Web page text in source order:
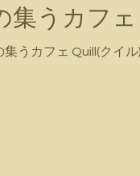
集うカフェ
うカフェ Quill(クイル)